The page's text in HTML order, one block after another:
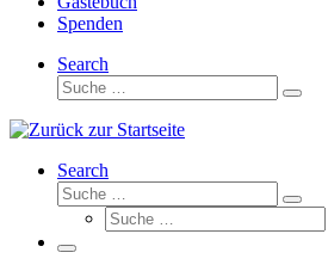
Spenden
Search
Suche
Suche
Search
Suche
Suche
Suche
Menü